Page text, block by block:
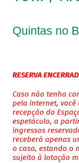
Quintas no
RESERVA
Caso não tenha
pela internet,
recepção do
espetáculo, a
ingressos
receberá apenas
o caso, estando o
sujeito à lotação